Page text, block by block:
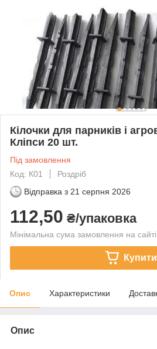
Кілочки для парників і
Кліпси 20 шт.
Під замовлення
Код: К01
Роздріб
Відправка з 21 серпня 2026
112,50 ₴/упаковка
Мінімальна сума замовлення на
Купити
Опис Характеристики
Опис